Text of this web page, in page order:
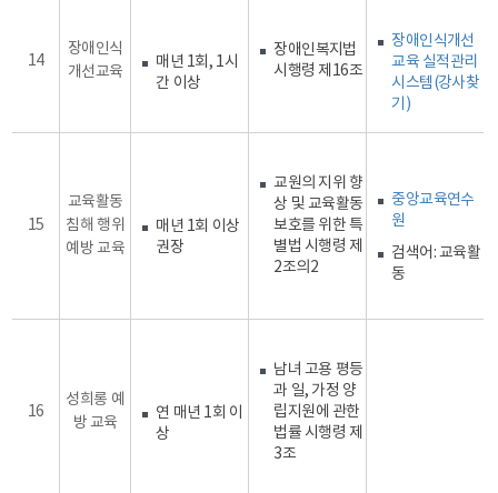
14
장애인식
개선교육
매년 1회, 1시
간 이상
장애인복지법
시행령 제16조
장애인식개선
교육 실적관리
시스템(강사찾
기)
15
교육활동
침해 행위
예방 교육
매년 1회 이상
권장
교원의 지위 향
상 및 교육활동
보호를 위한 특
별법 시행령 제
2조의2
중앙교육연수
원
검색어: 교육활
동
16
성희롱 예
방 교육
연 매년 1회 이
상
남녀 고용 평등
과 일, 가정 양
립지원에 관한
법률 시행령 제
3조